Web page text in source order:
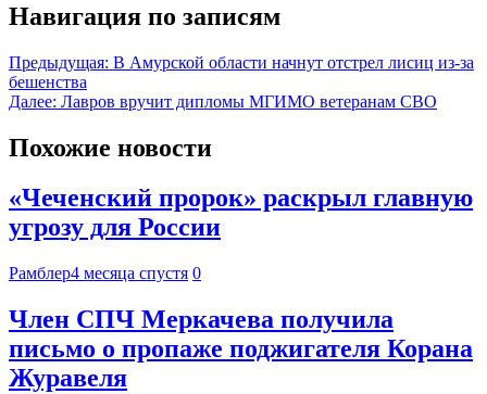
Навигация по записям
Предыдущая: В Амурской области начнут отстрел лисиц из-за
бешенства
Далее: Лавров вручит дипломы МГИМО ветеранам СВО
Похожие новости
«Чеченский пророк» раскрыл главную
угрозу для России
Рамблер4 месяца спустя 0
Член СПЧ Меркачева получила
письмо о пропаже поджигателя Корана
Журавеля